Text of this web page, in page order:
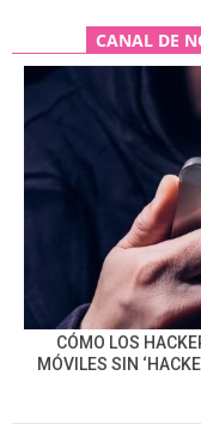
CANAL DE
CÓMO LOS
MÓVILES SIN